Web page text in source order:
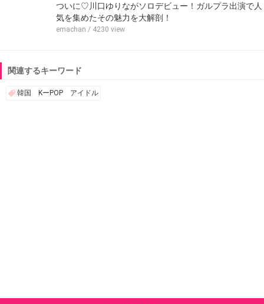
ついに♡川口ゆりながソロデビュー！ガルプラ出演で人
気を集めたその魅力を大解剖！
emachan / 4230 view
関連するキーワード
韓国 KーPOP アイドル